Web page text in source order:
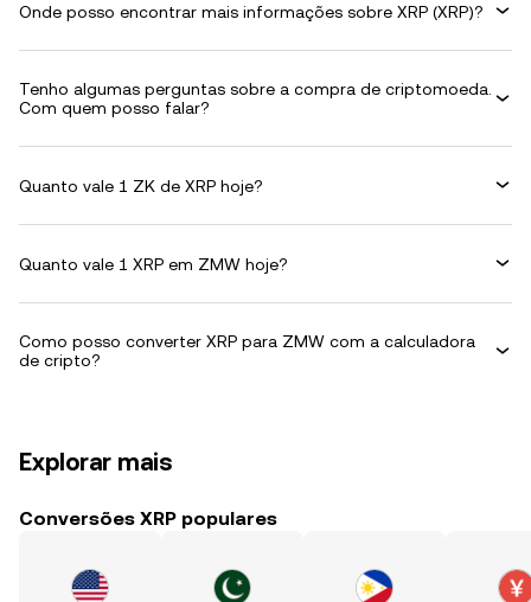
Onde posso encontrar mais informações sobre XRP (XRP)?
Tenho algumas perguntas sobre a compra de criptomoeda.
Com quem posso falar?
Quanto vale 1 ZK de XRP hoje?
Quanto vale 1 XRP em ZMW hoje?
Como posso converter XRP para ZMW com a calculadora
de cripto?
Explorar mais
Conversões XRP populares